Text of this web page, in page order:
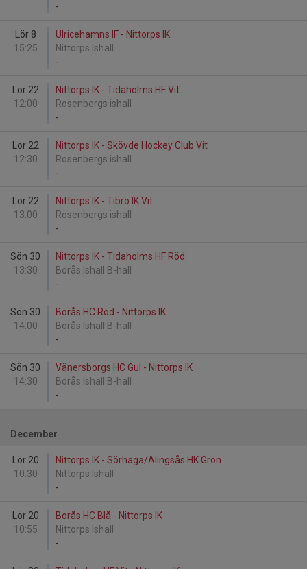
-
Lör 8
15:25
Ulricehamns IF - Nittorps IK
Nittorps Ishall
-
Lör 22
12:00
Nittorps IK - Tidaholms HF Vit
Rosenbergs ishall
-
Lör 22
12:30
Nittorps IK - Skövde Hockey Club Vit
Rosenbergs ishall
-
Lör 22
13:00
Nittorps IK - Tibro IK Vit
Rosenbergs ishall
-
Sön 30
13:30
Nittorps IK - Tidaholms HF Röd
Borås Ishall B-hall
-
Sön 30
14:00
Borås HC Röd - Nittorps IK
Borås Ishall B-hall
-
Sön 30
14:30
Vänersborgs HC Gul - Nittorps IK
Borås Ishall B-hall
-
December
Lör 20
10:30
Nittorps IK - Sörhaga/Alingsås HK Grön
Nittorps Ishall
-
Lör 20
10:55
Borås HC Blå - Nittorps IK
Nittorps Ishall
-